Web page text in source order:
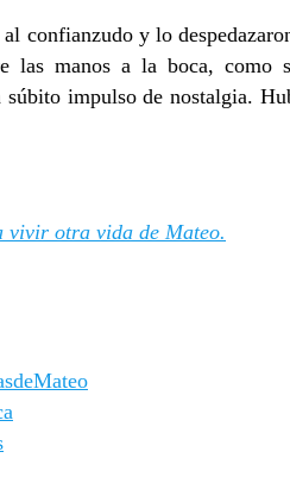
confianzudo y lo
las manos a la boca,
impulso de nostalgia.
vivir otra vida de Mateo.